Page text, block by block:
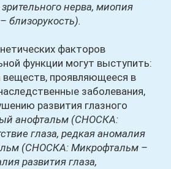
нерва, миопия
.
факторов
функции могут выступить:
веществ, проявляющееся в
заболевания,
развития глазного
анофтальм (СНОСКА:
глаза, редкая аномалия
(СНОСКА: Микрофтальм –
развития глаза,